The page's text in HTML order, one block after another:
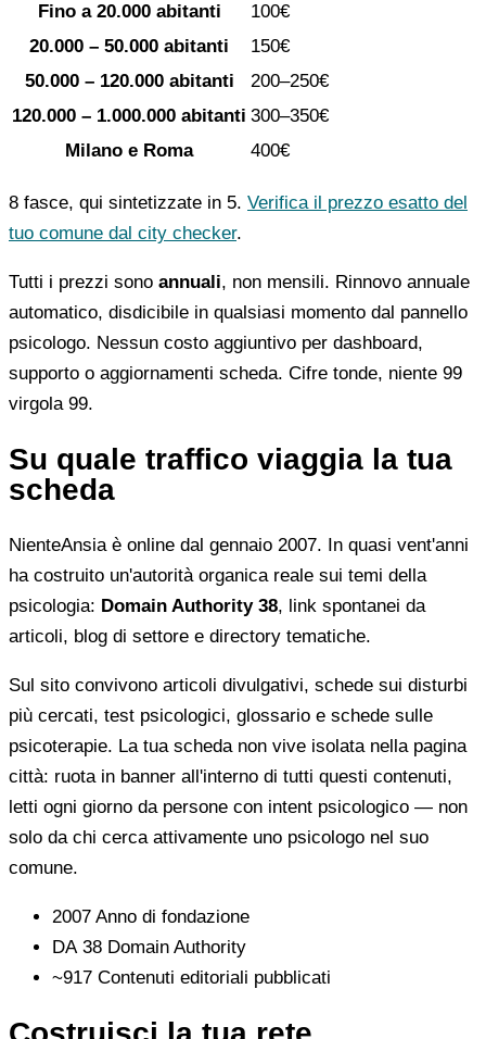
Fino a 20.000 abitanti
100€
20.000 – 50.000 abitanti
150€
50.000 – 120.000 abitanti
200–250€
120.000 – 1.000.000 abitanti 300–350€
Milano e Roma
400€
8 fasce, qui sintetizzate in 5. Verifica il prezzo esatto del
tuo comune dal city checker.
Tutti i prezzi sono annuali, non mensili. Rinnovo annuale
automatico, disdicibile in qualsiasi momento dal pannello
psicologo. Nessun costo aggiuntivo per dashboard,
supporto o aggiornamenti scheda. Cifre tonde, niente 99
virgola 99.
Su quale traffico viaggia la tua
scheda
NienteAnsia è online dal gennaio 2007. In quasi vent'anni
ha costruito un'autorità organica reale sui temi della
psicologia: Domain Authority 38, link spontanei da
articoli, blog di settore e directory tematiche.
Sul sito convivono articoli divulgativi, schede sui disturbi
più cercati, test psicologici, glossario e schede sulle
psicoterapie. La tua scheda non vive isolata nella pagina
città: ruota in banner all'interno di tutti questi contenuti,
letti ogni giorno da persone con intent psicologico — non
solo da chi cerca attivamente uno psicologo nel suo
comune.
2007 Anno di fondazione
DA 38 Domain Authority
~917 Contenuti editoriali pubblicati